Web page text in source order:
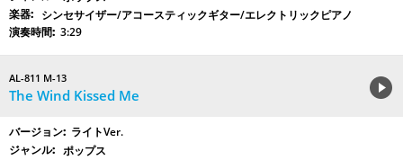
シンセサイザー/アコースティックギター/エレクトリックピアノ
3:29
AL-811 M-13
The Wind Kissed Me
ライトVer.
ポップス